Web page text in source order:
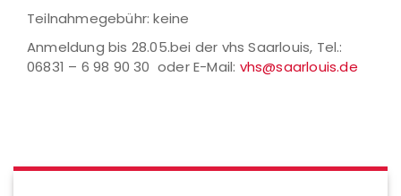
Teilnahmegebühr: keine
Anmeldung bis 28.05.bei der vhs Saarlouis, Tel.:
06831 – 6 98 90 30 oder E-Mail: vhs@saarlouis.de